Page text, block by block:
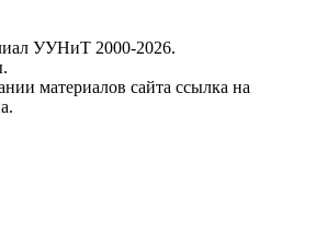
УУНиТ 2000-2026.
материалов сайта ссылка на